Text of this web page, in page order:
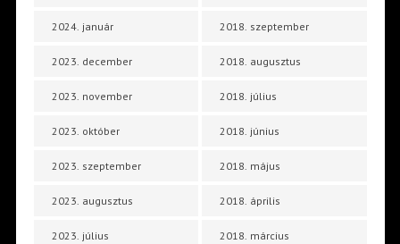
2024. január
2023. december
2023. november
2023. október
2023. szeptember
2023. augusztus
2023. július
2018. szeptember
2018. augusztus
2018. július
2018. június
2018. május
2018. április
2018. március